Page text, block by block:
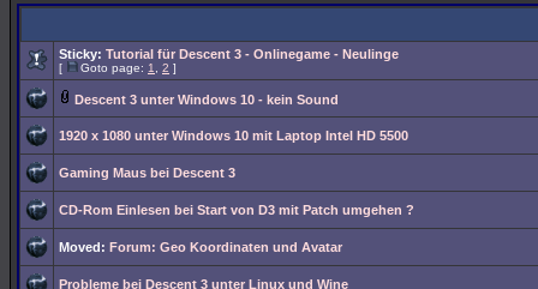
Sticky: Tutorial für Descent 3 - Onlinegame - Neulinge
[ Goto page: 1 2 ]
Descent 3 unter Windows 10 - kein Sound
1920 x 1080 unter Windows 10 mit Laptop Intel HD 5500
Gaming Maus bei Descent 3
CD-Rom Einlesen bei Start von D3 mit Patch umgehen ?
Moved: Forum: Geo Koordinaten und Avatar
Probleme bei Descent 3 unter Linux und Wine